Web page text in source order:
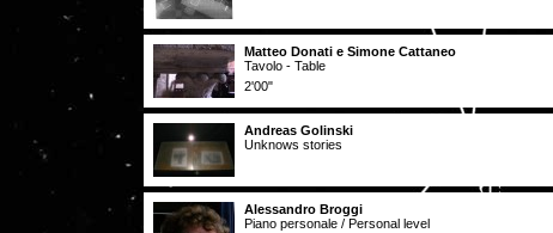
Matteo Donati e Simone Cattaneo
Tavolo - Table
2'00"
Andreas Golinski
Unknows stories
Alessandro Broggi
Piano personale / Personal level